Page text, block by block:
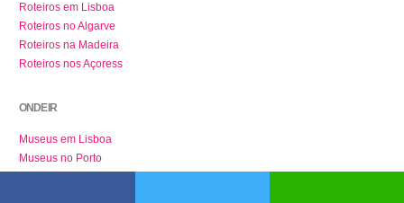
Roteiros em Lisboa
Roteiros no Algarve
Roteiros na Madeira
Roteiros nos Açoress
ONDE IR
Museus em Lisboa
Museus no Porto